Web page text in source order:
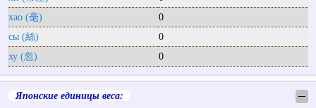
хао (毫)
0
сы (絲)
0
ху (忽)
0
Японские единицы веса: ─